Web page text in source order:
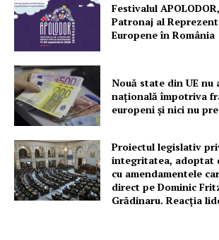
Festivalul
Patronaj al
Europene în România
Nouă state din UE nu
națională împotriva
europeni și nici nu
Proiectul legislativ
integritatea, adoptat
cu amendamentele
direct pe Dominic
Grădinaru. Reacția